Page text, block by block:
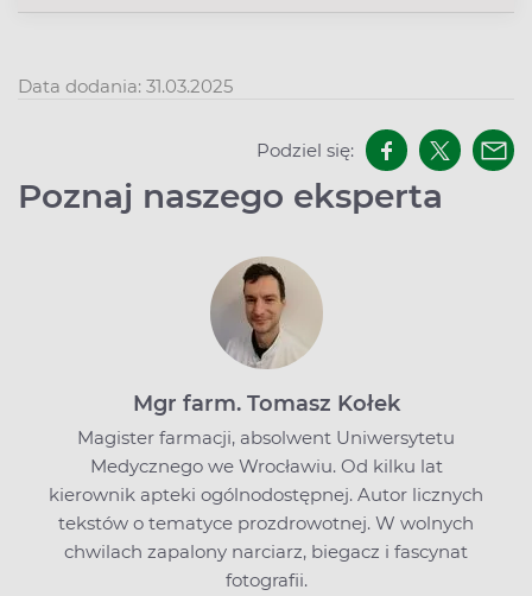
Data dodania: 31.03.2025
Podziel się:
Poznaj naszego eksperta
Mgr farm. Tomasz Kołek
Magister farmacji, absolwent Uniwersytetu
Medycznego we Wrocławiu. Od kilku lat
kierownik apteki ogólnodostępnej. Autor licznych
tekstów o tematyce prozdrowotnej. W wolnych
chwilach zapalony narciarz, biegacz i fascynat
fotografii.